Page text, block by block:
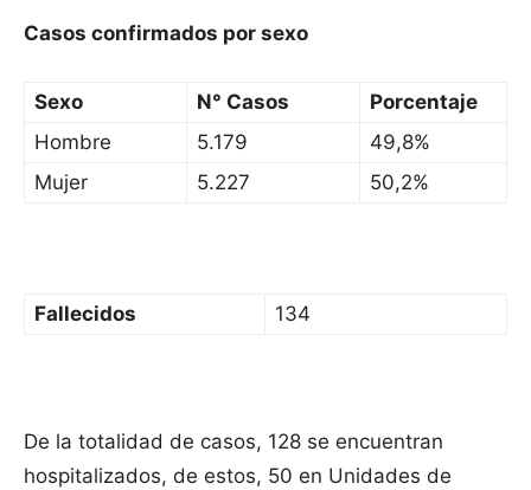
Casos confirmados por sexo
Sexo N° Casos
Porcentaje
Hombre
5.179
49,8%
Mujer
5.227 50,2%
Fallecidos 134
De la totalidad de casos, 128 se encuentran
hospitalizados, de estos, 50 en Unidades de